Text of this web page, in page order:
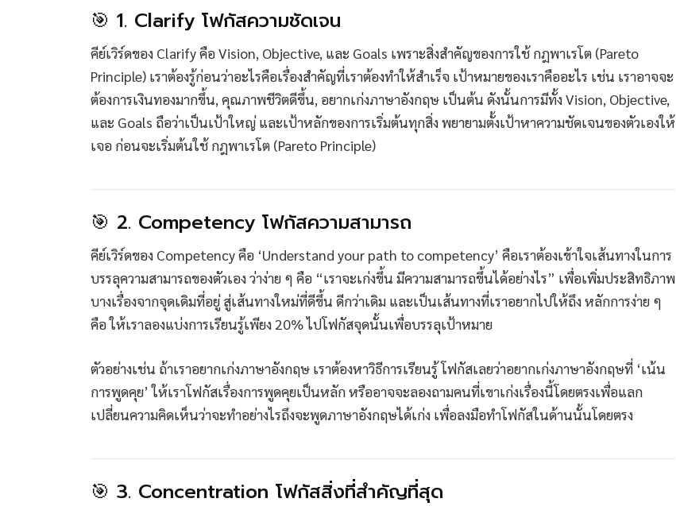
🎯 1. Clarify โฟกัสความชัดเจน
คีย์เวิร์ดของ Clarify คือ Vision, Objective, และ Goals เพราะสิ่งสำคัญของการใช้ กฎพาเรโต (Pareto
Principle) เราต้องรู้ก่อนว่าอะไรคือเรื่องสำคัญที่เราต้องทำให้สำเร็จ เป้าหมายของเราคืออะไร เช่น เราอาจจะ
ต้องการเงินทองมากขึ้น, คุณภาพชีวิตดีขึ้น, อยากเก่งภาษาอังกฤษ เป็นต้น ดังนั้นการมีทั้ง Vision, Objective,
และ Goals ถือว่าเป็นเป้าใหญ่ และเป้าหลักของการเริ่มต้นทุกสิ่ง พยายามตั้งเป้าหาความชัดเจนของตัวเองให้
เจอ ก่อนจะเริ่มต้นใช้ กฎพาเรโต (Pareto Principle)
🎯 2. Competency โฟกัสความสามารถ
คีย์เวิร์ดของ Competency คือ ‘Understand your path to competency’ คือเราต้องเข้าใจเส้นทางในการ
บรรลุความสามารถของตัวเอง ว่าง่าย ๆ คือ “เราจะเก่งขึ้น มีความสามารถขึ้นได้อย่างไร” เพื่อเพิ่มประสิทธิภาพ
บางเรื่องจากจุดเดิมที่อยู่ สู่เส้นทางใหม่ที่ดีขึ้น ดีกว่าเดิม และเป็นเส้นทางที่เราอยากไปให้ถึง หลักการง่าย ๆ
คือ ให้เราลองแบ่งการเรียนรู้เพียง 20% ไปโฟกัสจุดนั้นเพื่อบรรลุเป้าหมาย
ตัวอย่างเช่น ถ้าเราอยากเก่งภาษาอังกฤษ เราต้องหาวิธีการเรียนรู้ โฟกัสเลยว่าอยากเก่งภาษาอังกฤษที่ ‘เน้น
การพูดคุย’ ให้เราโฟกัสเรื่องการพูดคุยเป็นหลัก หรืออาจจะลองถามคนที่เขาเก่งเรื่องนี้โดยตรงเพื่อแลก
เปลี่ยนความคิดเห็นว่าจะทำอย่างไรถึงจะพูดภาษาอังกฤษได้เก่ง เพื่อลงมือทำโฟกัสในด้านนั้นโดยตรง
🎯 3. Concentration โฟกัสสิ่งที่สำคัญที่สุด